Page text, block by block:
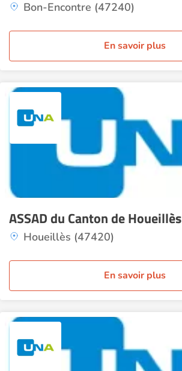
Bon-Encontre (47240)
En savoir plus
ASSAD du Canton de Houeillès
Houeillès (47420)
En savoir plus